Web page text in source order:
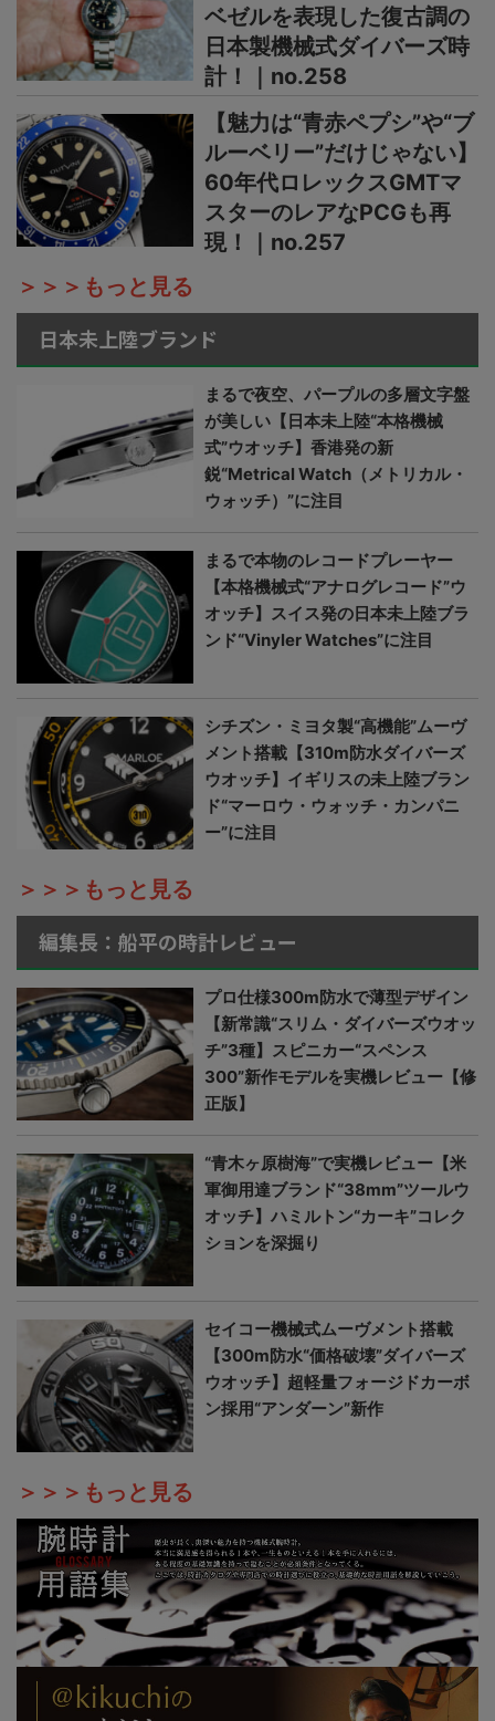
ベゼルを表現した復古調の
日本製機械式ダイバーズ時
計！｜no.258
【魅力は“青赤ペプシ”や“ブ
ルーベリー”だけじゃない】
60年代ロレックスGMTマ
スターのレアなPCGも再
現！｜no.257
＞＞＞もっと見る
日本未上陸ブランド
まるで夜空、パープルの多層文字盤
が美しい【日本未上陸“本格機械
式”ウオッチ】香港発の新
鋭“Metrical Watch（メトリカル・
ウォッチ）”に注目
まるで本物のレコードプレーヤー
【本格機械式“アナログレコード”ウ
オッチ】スイス発の日本未上陸ブラ
ンド“Vinyler Watches”に注目
シチズン・ミヨタ製“高機能”ムーヴ
メント搭載【310m防水ダイバーズ
ウオッチ】イギリスの未上陸ブラン
ド“マーロウ・ウォッチ・カンパニ
ー”に注目
＞＞＞もっと見る
編集長：船平の時計レビュー
プロ仕様300m防水で薄型デザイン
【新常識“スリム・ダイバーズウオッ
チ”3種】スピニカー“スペンス
300”新作モデルを実機レビュー【修
正版】
“青木ヶ原樹海”で実機レビュー【米
軍御用達ブランド“38mm”ツールウ
オッチ】ハミルトン“カーキ”コレク
ションを深掘り
セイコー機械式ムーヴメント搭載
【300m防水“価格破壊”ダイバーズ
ウオッチ】超軽量フォージドカーボ
ン採用“アンダーン”新作
＞＞＞もっと見る